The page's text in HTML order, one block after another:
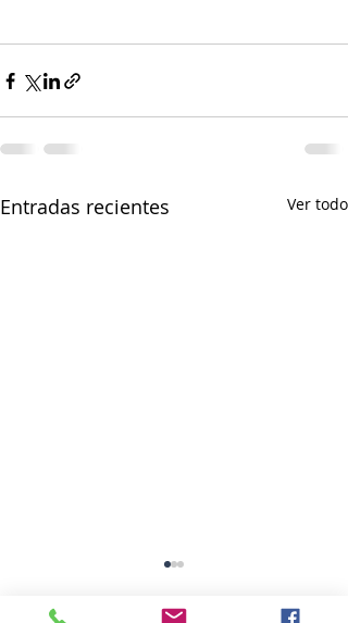
Entradas recientes Ver todo